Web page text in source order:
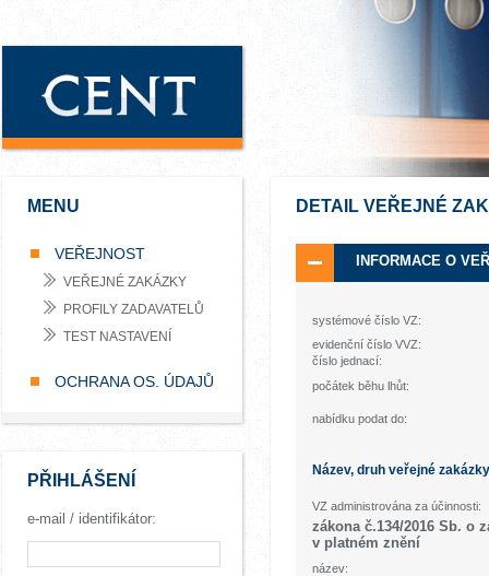
MENU
VEŘEJNOST
VEŘEJNÉ ZAKÁZKY
PROFILY ZADAVATELŮ
TEST NASTAVENÍ
OCHRANA OS. ÚDAJŮ
PŘIHLÁŠENÍ
e-mail / identifikátor:
DETAIL VEŘEJNÉ
INFORMACE O
systémové číslo VZ:
evidenční číslo VVZ:
číslo jednací:
počátek běhu lhůt:
nabídku podat do:
Název, druh veřejné
VZ administrována za účinnosti:
zákona č.134/2016 Sb. o
v platném znění
název: